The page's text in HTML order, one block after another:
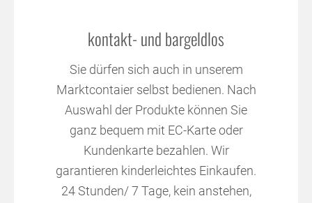
kontakt- und bargeldlos
Sie dürfen sich auch in unserem
Marktcontaier selbst bedienen. Nach
Auswahl der Produkte können Sie
ganz bequem mit EC-Karte oder
Kundenkarte bezahlen. Wir
garantieren kinderleichtes Einkaufen.
24 Stunden/ 7 Tage, kein anstehen,